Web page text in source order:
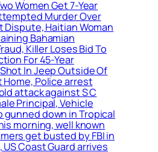
Women Get 7-Year
Murder Over
Dispute, Haitian Woman
Bahamian
Killer Loses Bid To
For 45-Year
In Jeep Outside Of
Police arrest
attack against S C
Principal, Vehicle
gunned down in Tropical
morning, well known
get busted by FBI in
US Coast Guard arrives